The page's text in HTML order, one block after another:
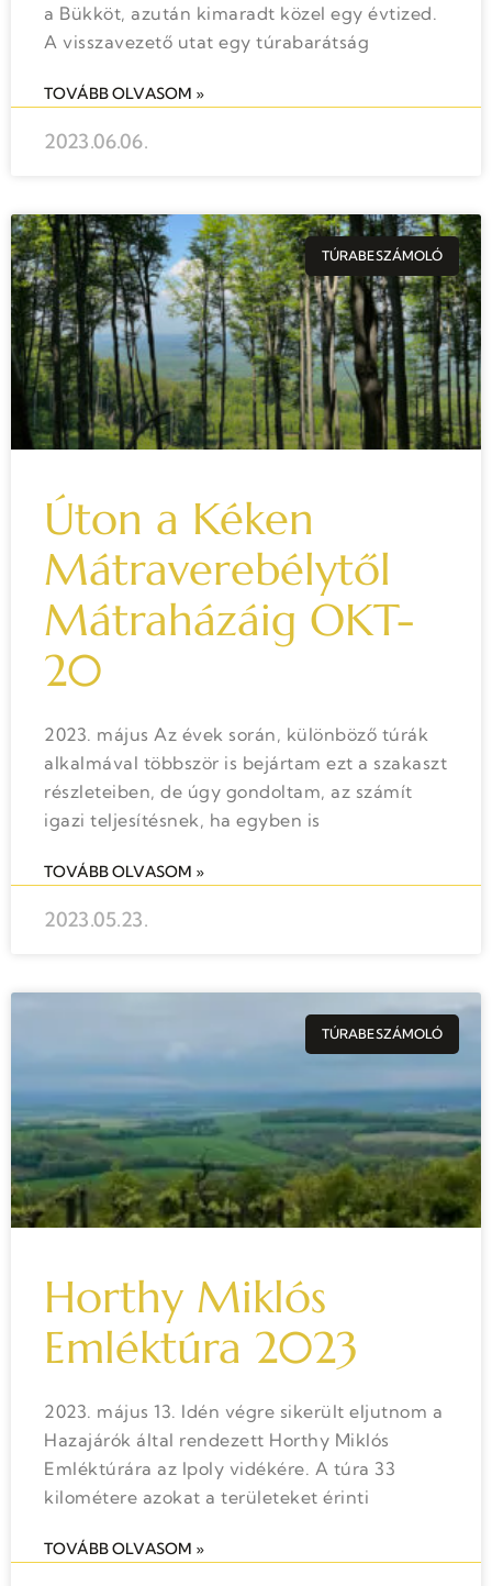
a Bükköt, azután kimaradt közel egy évtized.
A visszavezető utat egy túrabarátság
TOVÁBB OLVASOM »
2023.06.06.
TÚRABESZÁMOLÓ
Úton a Kéken
Mátraverebélytől
Mátraházáig OKT-
20
2023. május Az évek során, különböző túrák
alkalmával többször is bejártam ezt a szakaszt
részleteiben, de úgy gondoltam, az számít
igazi teljesítésnek, ha egyben is
TOVÁBB OLVASOM »
2023.05.23.
TÚRABESZÁMOLÓ
Horthy Miklós
Emléktúra 2023
2023. május 13. Idén végre sikerült eljutnom a
Hazajárók által rendezett Horthy Miklós
Emléktúrára az Ipoly vidékére. A túra 33
kilométere azokat a területeket érinti
TOVÁBB OLVASOM »